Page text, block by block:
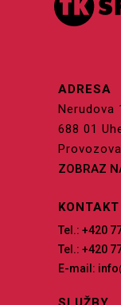
ADRESA
Nerudova
688 01
ZOBRAZ
KONTAKT
Tel.: +420
Tel.: +420
E-mail: